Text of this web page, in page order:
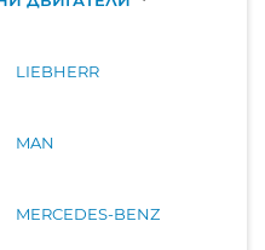
LIEBHERR
MAN
MERCEDES-BENZ